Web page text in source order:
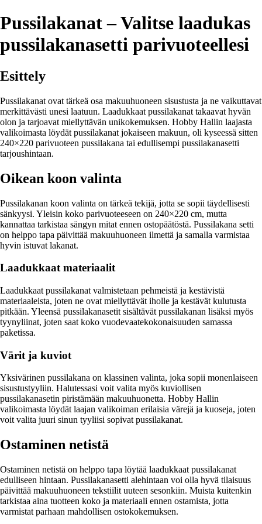
Pussilakanat – Valitse laadukas
pussilakanasetti parivuoteellesi
Esittely
Pussilakanat ovat tärkeä osa makuuhuoneen sisustusta ja ne vaikuttavat
merkittävästi unesi laatuun. Laadukkaat pussilakanat takaavat hyvän
olon ja tarjoavat miellyttävän unikokemuksen. Hobby Hallin laajasta
valikoimasta löydät pussilakanat jokaiseen makuun, oli kyseessä sitten
240×220 parivuoteen pussilakana tai edullisempi pussilakanasetti
tarjoushintaan.
Oikean koon valinta
Pussilakanan koon valinta on tärkeä tekijä, jotta se sopii täydellisesti
sänkyysi. Yleisin koko parivuoteeseen on 240×220 cm, mutta
kannattaa tarkistaa sängyn mitat ennen ostopäätöstä. Pussilakana setti
on helppo tapa päivittää makuuhuoneen ilmettä ja samalla varmistaa
hyvin istuvat lakanat.
Laadukkaat materiaalit
Laadukkaat pussilakanat valmistetaan pehmeistä ja kestävistä
materiaaleista, joten ne ovat miellyttävät iholle ja kestävät kulutusta
pitkään. Yleensä pussilakanasetit sisältävät pussilakanan lisäksi myös
tyynyliinat, joten saat koko vuodevaatekokonaisuuden samassa
paketissa.
Värit ja kuviot
Yksivärinen pussilakana on klassinen valinta, joka sopii monenlaiseen
sisustustyyliin. Halutessasi voit valita myös kuviollisen
pussilakanasetin piristämään makuuhuonetta. Hobby Hallin
valikoimasta löydät laajan valikoiman erilaisia värejä ja kuoseja, joten
voit valita juuri sinun tyyliisi sopivat pussilakanat.
Ostaminen netistä
Ostaminen netistä on helppo tapa löytää laadukkaat pussilakanat
edulliseen hintaan. Pussilakanasetti alehintaan voi olla hyvä tilaisuus
päivittää makuuhuoneen tekstiilit uuteen sesonkiin. Muista kuitenkin
tarkistaa aina tuotteen koko ja materiaali ennen ostamista, jotta
varmistat parhaan mahdollisen ostokokemuksen.